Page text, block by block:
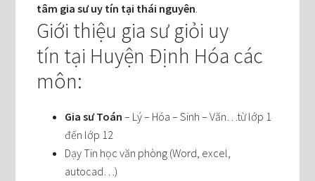
tâm gia sư uy tín tại thái nguyên
Giới thiệu gia sư giỏi uy
tín tại Huyện Định Hóa các
môn:
Gia sư Toán– Lý – Hóa – Sinh – Văn…từ lớp 1
đến lớp 12
Dạy Tin học văn phòng (Word, excel,
autocad…)